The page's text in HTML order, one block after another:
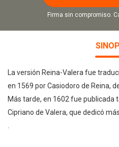
Firma sin compromiso.
La versión Reina-Valera fue
en 1569 por Casiodoro de Reina,
Más tarde, en 1602 fue publicada
Cipriano de Valera, que dedicó